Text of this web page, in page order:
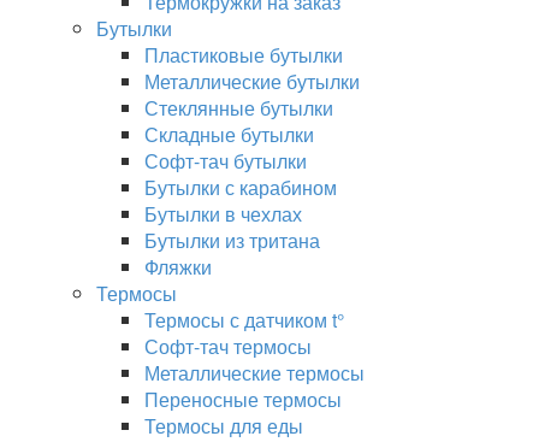
Бутылки
Пластиковые бутылки
Металлические бутылки
Стеклянные бутылки
Складные бутылки
Софт-тач бутылки
Бутылки с карабином
Бутылки в чехлах
Бутылки из тритана
Фляжки
Термосы
Термосы с датчиком t°
Софт-тач термосы
Металлические термосы
Переносные термосы
Термосы для еды